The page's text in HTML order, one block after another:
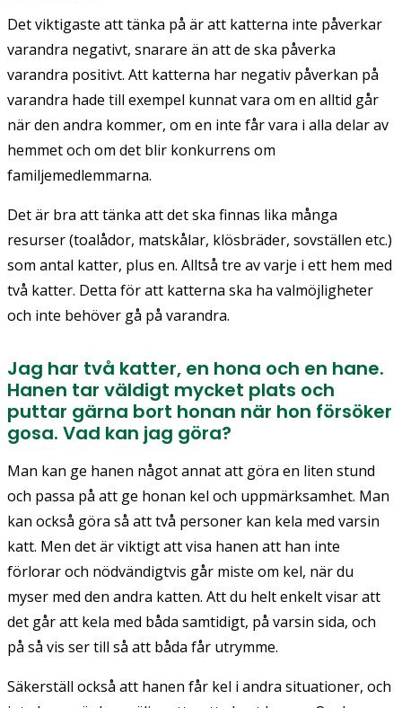
Det viktigaste att tänka på är att katterna inte påverkar
varandra negativt, snarare än att de ska påverka
varandra positivt. Att katterna har negativ påverkan på
varandra hade till exempel kunnat vara om en alltid går
när den andra kommer, om en inte får vara i alla delar av
hemmet och om det blir konkurrens om
familjemedlemmarna.
Det är bra att tänka att det ska finnas lika många
resurser (toalådor, matskålar, klösbräder, sovställen etc.)
som antal katter, plus en. Alltså tre av varje i ett hem med
två katter. Detta för att katterna ska ha valmöjligheter
och inte behöver gå på varandra.
Jag har två katter, en hona och en hane.
Hanen tar väldigt mycket plats och
puttar gärna bort honan när hon försöker
gosa. Vad kan jag göra?
Man kan ge hanen något annat att göra en liten stund
och passa på att ge honan kel och uppmärksamhet. Man
kan också göra så att två personer kan kela med varsin
katt. Men det är viktigt att visa hanen att han inte
förlorar och nödvändigtvis går miste om kel, när du
myser med den andra katten. Att du helt enkelt visar att
det går att kela med båda samtidigt, på varsin sida, och
på så vis ser till så att båda får utrymme.
Säkerställ också att hanen får kel i andra situationer, och